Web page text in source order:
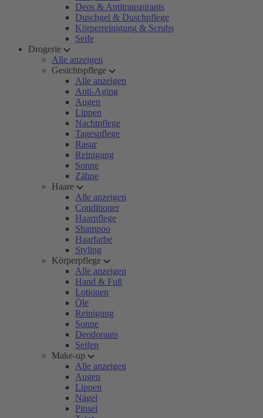
Deos & Antitranspirants
Duschgel & Duschpflege
Körperreinigung & Scrubs
Seife
Drogerie
Alle anzeigen
Gesichtspflege
Alle anzeigen
Anti-Aging
Augen
Lippen
Nachtpflege
Tagespflege
Rasur
Reinigung
Sonne
Zähne
Haare
Alle anzeigen
Conditioner
Haarpflege
Shampoo
Haarfarbe
Styling
Körperpflege
Alle anzeigen
Hand & Fuß
Lotionen
Öle
Reinigung
Sonne
Deodorants
Seifen
Make-up
Alle anzeigen
Augen
Lippen
Nägel
Pinsel